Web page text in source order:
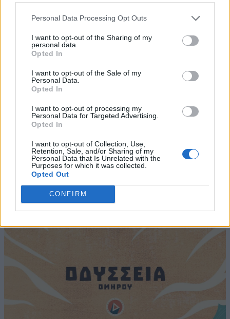
Personal Data Processing Opt Outs
I want to opt-out of the Sharing of my
personal data.
Opted In
I want to opt-out of the Sale of my
Personal Data.
Opted In
I want to opt-out of processing my
Personal Data for Targeted Advertising.
Opted In
I want to opt-out of Collection, Use,
Retention, Sale, and/or Sharing of my
Personal Data that Is Unrelated with the
Purposes for which it was collected.
Opted Out
CONFIRM